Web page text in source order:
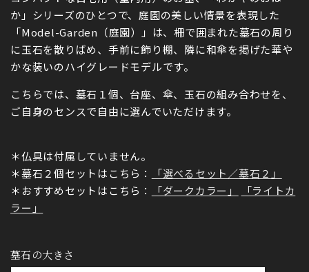
(1)
を
開
く
か」シリーズのひとつで、庭園の美しい情景を表現した
「Model-Garden（庭園）」は、柵で囲まれた墓石の周り
に玉石を散りばめ、手前に飾り棚、隣に和傘を掲げた華や
かな装いのハイグレードモデルです。
こちらでは、墓石１個、台座、傘、玉石の組み合わせを、
ご自身のセンスで自由に選んでいただけます。
＊仏具は付属していません。
＊墓石２個セットはこちら：
「選べるセット／墓石２」
＊おすすめセットはこちら：
「ダークカラー」
「ライトカ
ラー」
墓石の大きさ